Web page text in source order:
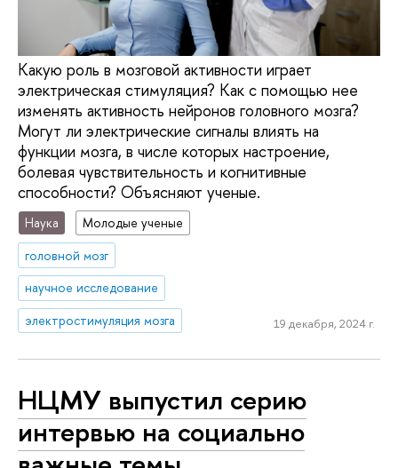
Какую роль в мозговой активности играет
электрическая стимуляция? Как с помощью нее
изменять активность нейронов головного мозга?
Могут ли электрические сигналы влиять на
функции мозга, в числе которых настроение,
болевая чувствительность и когнитивные
способности? Объясняют ученые.
Наука
Молодые ученые
головной мозг
научное исследование
электростимуляция мозга
19 декабря, 2024 г.
НЦМУ выпустил серию
интервью на социально